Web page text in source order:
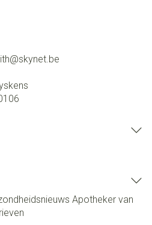
skynet.be
Apotheker van